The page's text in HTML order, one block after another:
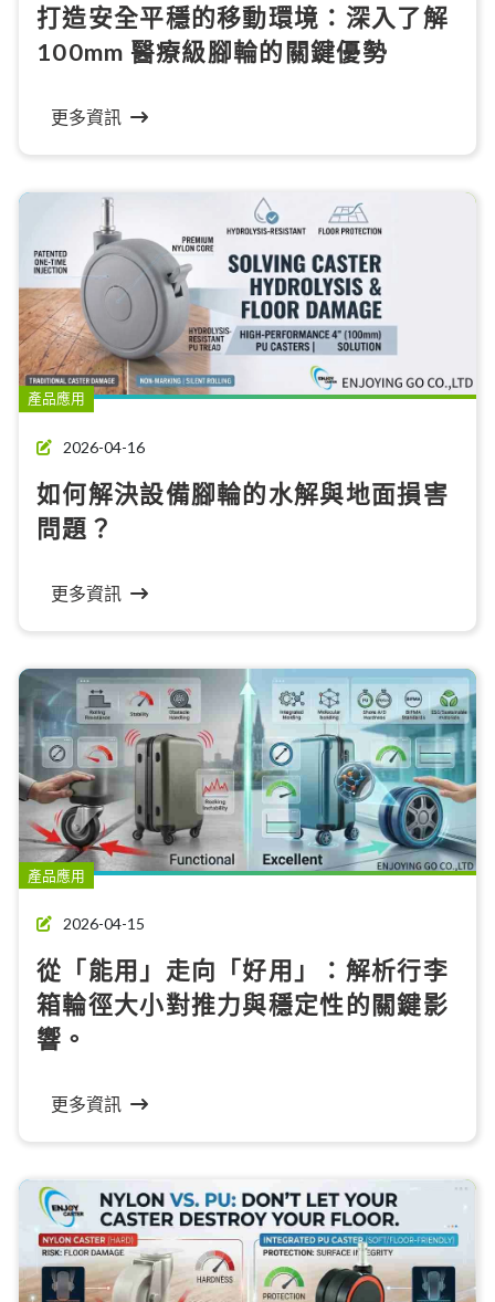
打造安全平穩的移動環境：深入了解
100mm 醫療級腳輪的關鍵優勢
更多資訊
產品應用
2026-04-16
如何解決設備腳輪的水解與地面損害
問題？
更多資訊
產品應用
2026-04-15
從「能用」走向「好用」：解析行李
箱輪徑大小對推力與穩定性的關鍵影
響。
更多資訊